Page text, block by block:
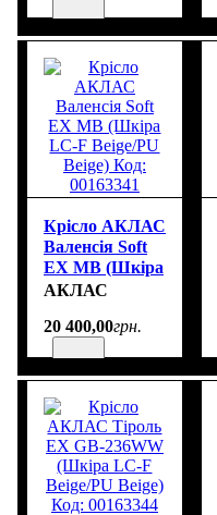
Крісло АКЛАС
Валенсія Soft
EX MB (Шкіра
LC-F Beige/PU
00163341
АКЛАС
20 400,00грн.